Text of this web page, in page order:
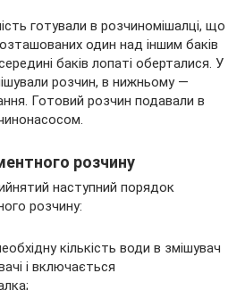
готували в розчиномішалці, що
один над іншим баків
баків лопаті оберталися. У
розчин, в нижньому —
Готовий розчин подавали в
розчину
наступний порядок
розчину:
кількість води в змішувач
і включається